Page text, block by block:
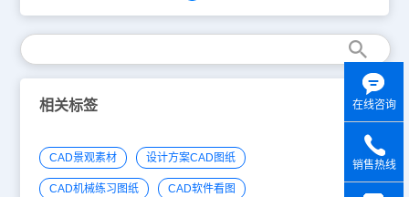
相关标签
CAD景观素材 设计方案CAD图纸
CAD机械练习图纸 CAD软件看图
在线咨询
销售热线